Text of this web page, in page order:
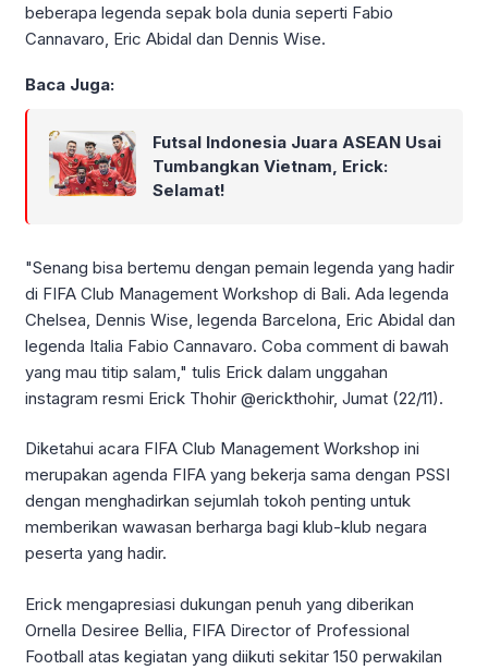
beberapa legenda sepak bola dunia seperti Fabio
Cannavaro, Eric Abidal dan Dennis Wise.
Baca Juga:
Futsal Indonesia Juara ASEAN Usai
Tumbangkan Vietnam, Erick:
Selamat!
"Senang bisa bertemu dengan pemain legenda yang hadir
di FIFA Club Management Workshop di Bali. Ada legenda
Chelsea, Dennis Wise, legenda Barcelona, Eric Abidal dan
legenda Italia Fabio Cannavaro. Coba comment di bawah
yang mau titip salam," tulis Erick dalam unggahan
instagram resmi Erick Thohir @erickthohir, Jumat (22/11).
Diketahui acara FIFA Club Management Workshop ini
merupakan agenda FIFA yang bekerja sama dengan PSSI
dengan menghadirkan sejumlah tokoh penting untuk
memberikan wawasan berharga bagi klub-klub negara
peserta yang hadir.
Erick mengapresiasi dukungan penuh yang diberikan
Ornella Desiree Bellia, FIFA Director of Professional
Football atas kegiatan yang diikuti sekitar 150 perwakilan